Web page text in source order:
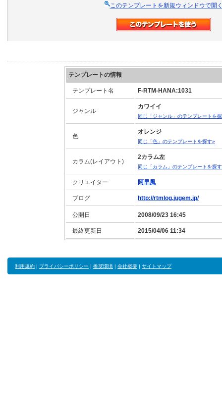
このテンプレートを新規ウィンドウで開
テンプレートの情報
テンプレート名 F-RTM-HANA:1031
ジャンル
カワイイ
同じ「ジャンル」のテンプレートを
色
オレンジ
同じ「色」のテンプレートを探す»
カラム(レイアウト)
2カラム左
同じ「カラム」のテンプレートを探
クリエイター 阿早風
ブログ http://rtmlog.jugem.jp/
公開日 2008/09/23 16:45
最終更新日 2015/04/06 11:34
利用規約 | プライバシーポリシー | 推奨環境 | 会社概要 | サイトマップ